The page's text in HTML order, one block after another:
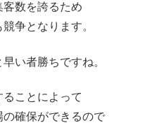
数を誇るため
争となります。
い者勝ちですね。
ことによって
の確保ができるので